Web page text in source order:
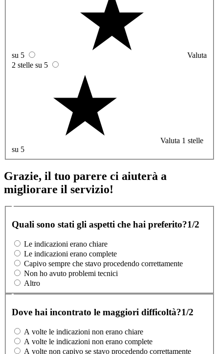
su 5
Valuta
2 stelle su 5
Valuta 1 stelle
su 5
Grazie, il tuo parere ci aiuterà a
migliorare il servizio!
Quali sono stati gli aspetti che hai preferito?1/2
Le indicazioni erano chiare
Le indicazioni erano complete
Capivo sempre che stavo procedendo correttamente
Non ho avuto problemi tecnici
Altro
Dove hai incontrato le maggiori difficoltà?1/2
A volte le indicazioni non erano chiare
A volte le indicazioni non erano complete
A volte non capivo se stavo procedendo correttamente